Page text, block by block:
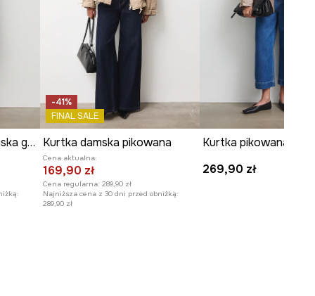
Kurtka koszulowa damska gładka
-41%
FINAL SALE
Kurtka damska pikowana
Cena aktualna:
169,90 zł
Cena regularna: 289,90 zł
Najniższa cena z 30 dni przed obniżką:
289,90 zł
Kurtka pikowana
269,90 zł